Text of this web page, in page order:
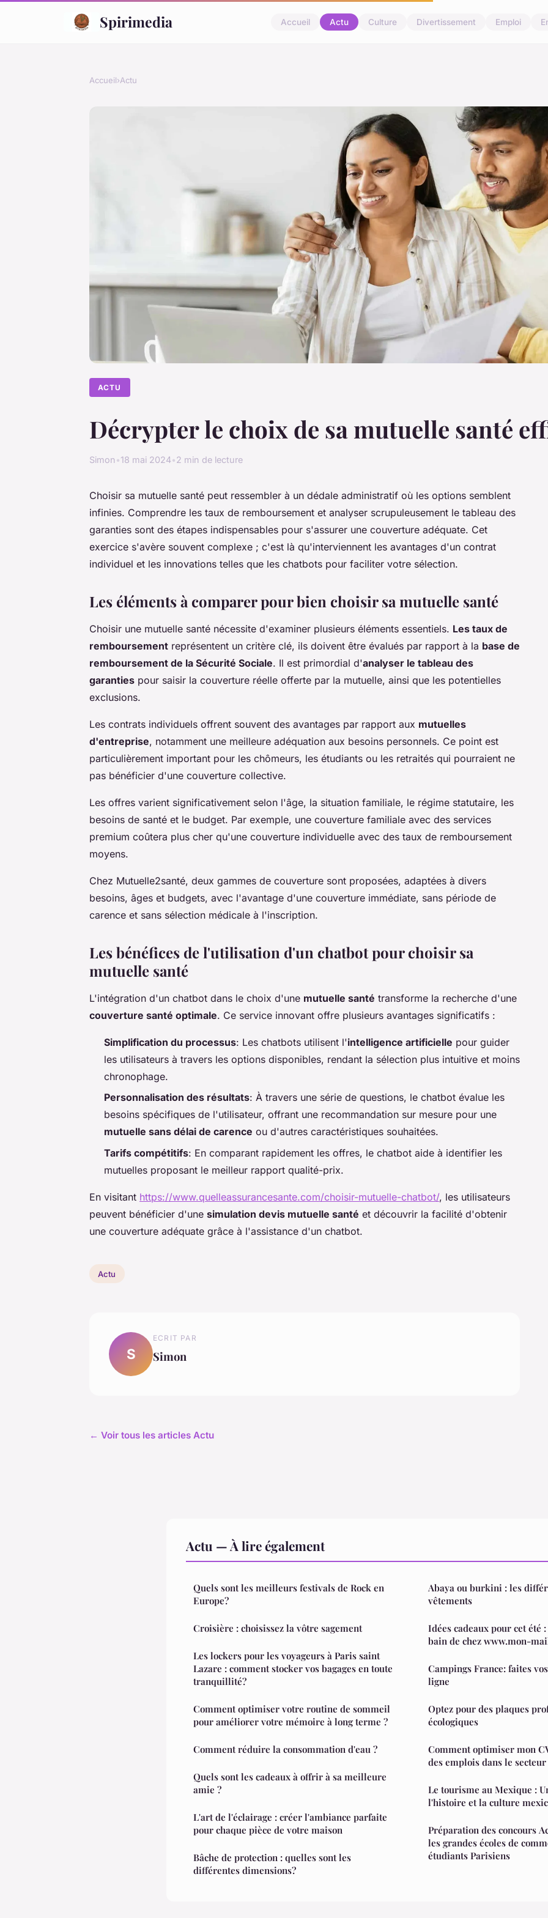
Spirimedia Accueil Actu Culture Divertissement Emploi
Accueil›Actu
ACTU
Décrypter le choix de sa mutuelle santé
Simon•18 mai 2024•2 min de lecture
Choisir sa mutuelle santé peut ressembler à un dédale administratif où les options semblent
infinies. Comprendre les taux de remboursement et analyser scrupuleusement le tableau des
garanties sont des étapes indispensables pour s'assurer une couverture adéquate. Cet
exercice s'avère souvent complexe ; c'est là qu'interviennent les avantages d'un contrat
individuel et les innovations telles que les chatbots pour faciliter votre sélection.
Les éléments à comparer pour bien choisir sa mutuelle santé
Choisir une mutuelle santé nécessite d'examiner plusieurs éléments essentiels. Les taux de
remboursement représentent un critère clé, ils doivent être évalués par rapport à la base de
remboursement de la Sécurité Sociale. Il est primordial d'analyser le tableau des
garanties pour saisir la couverture réelle offerte par la mutuelle, ainsi que les potentielles
exclusions.
Les contrats individuels offrent souvent des avantages par rapport aux mutuelles
d'entreprise, notamment une meilleure adéquation aux besoins personnels. Ce point est
particulièrement important pour les chômeurs, les étudiants ou les retraités qui pourraient ne
pas bénéficier d'une couverture collective.
Les offres varient significativement selon l'âge, la situation familiale, le régime statutaire, les
besoins de santé et le budget. Par exemple, une couverture familiale avec des services
premium coûtera plus cher qu'une couverture individuelle avec des taux de remboursement
moyens.
Chez Mutuelle2santé, deux gammes de couverture sont proposées, adaptées à divers
besoins, âges et budgets, avec l'avantage d'une couverture immédiate, sans période de
carence et sans sélection médicale à l'inscription.
Les bénéfices de l'utilisation d'un chatbot pour choisir sa
mutuelle santé
L'intégration d'un chatbot dans le choix d'une mutuelle santé transforme la recherche d'une
couverture santé optimale. Ce service innovant offre plusieurs avantages significatifs :
Simplification du processus: Les chatbots utilisent l'intelligence artificielle pour guider
les utilisateurs à travers les options disponibles, rendant la sélection plus intuitive et moins
chronophage.
Personnalisation des résultats: À travers une série de questions, le chatbot évalue les
besoins spécifiques de l'utilisateur, offrant une recommandation sur mesure pour une
mutuelle sans délai de carence ou d'autres caractéristiques souhaitées.
Tarifs compétitifs: En comparant rapidement les offres, le chatbot aide à identifier les
mutuelles proposant le meilleur rapport qualité-prix.
En visitant https://www.quelleassurancesante.com/choisir-mutuelle-chatbot/, les utilisateurs
peuvent bénéficier d'une simulation devis mutuelle santé et découvrir la facilité d'obtenir
une couverture adéquate grâce à l'assistance d'un chatbot.
Actu
S
ECRIT PAR
Simon
← Voir tous les articles Actu
Actu — À lire également
Quels sont les meilleurs festivals de Rock en
Europe?
Croisière : choisissez la vôtre sagement
Les lockers pour les voyageurs à Paris saint
Lazare : comment stocker vos bagages en toute
tranquillité?
Comment optimiser votre routine de sommeil
pour améliorer votre mémoire à long terme ?
Comment réduire la consommation d'eau ?
Quels sont les cadeaux à offrir à sa meilleure
amie ?
L'art de l'éclairage : créer l'ambiance parfaite
pour chaque pièce de votre maison
Bâche de protection : quelles sont les
différentes dimensions?
Abaya ou burkini : les
vêtements
Idées cadeaux pour cet été
bain de chez www.mon-
Campings France: faites
ligne
Optez pour des plaques
écologiques
Comment optimiser mon
des emplois dans le
Le tourisme au Mexique :
l'histoire et la culture
Préparation des concours
les grandes écoles de
étudiants Parisiens